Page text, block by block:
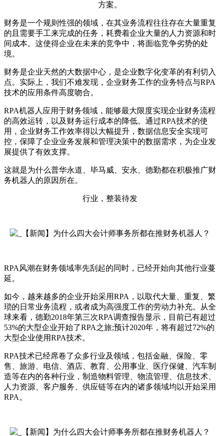
方案。
财务是一个规则性强的领域，在其业务流程往往存在大量重复
的且需要手工来完成的任务，耗费着企业大量的人力资源和时
间成本。这使得企业在未来的竞争中，将面临竞争劣势的处
境。
财务是企业天然的大数据中心，是企业数字化变革的有利切入
点。实际上，我们不难发现，企业财务工作的业务特点与RPA
技术的应用条件高度吻合。
RPA机器人应用于财务领域，能够最大限度实现企业财务流程
的高效运转，以及财务运行成本的降低。通过RPA技术的使
用，企业财务工作效率得以大幅提升，数据信息安全实现可
控，保障了企业业务发展和管理决策中的数据需求，为企业发
展提供了有效支撑。
这就是为什么普华永道、毕马威、安永、德勤都在积极推广财
务机器人的原因所在。
行业，整装待发
RPA风潮在财务领域率先刮起的同时，已经开始向其他行业蔓
延。
如今，越来越多的企业开始采用RPA，以取代大量、重复、繁
琐的日常业务流程，或者成为高强度工作的劳动力补充。从全
球来看，德勤2018年第三次RPA调查报告显示，目前已有超过
53%的大型企业开始了RPA之旅;预计2020年，将有超过72%的
大型企业使用RPA技术。
RPA技术已经席卷了众多行业及领域，包括金融、保险、零
售、旅游、电信、酒店、教育、公用事业、医疗保健、汽车制
造等在内的各种行业，制造物料管理、物流管理、信息技术、
人力资源、客户服务、供应链等在内的诸多领域均以开始采用
RPA。